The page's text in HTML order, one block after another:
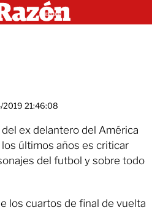
2019 21:46:08
ex delantero del América
últimos años es criticar
del futbol y sobre todo
los cuartos de final de vuelta